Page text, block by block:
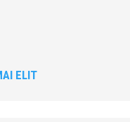
ELIT
vi ett höstlopp med